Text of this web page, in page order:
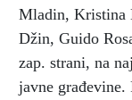
Mladin, Kristina
Džin, Guido
zap. strani, na
javne